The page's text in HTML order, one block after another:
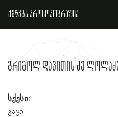
ქშწკგს პროსოპოგრაფია
გრიგოლ დავითის ძე
სქესი:
კაცი